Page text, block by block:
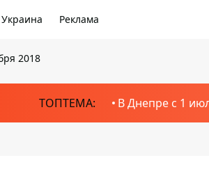
Украина Реклама
2018
ТОПТЕМА: В Днепре с 1